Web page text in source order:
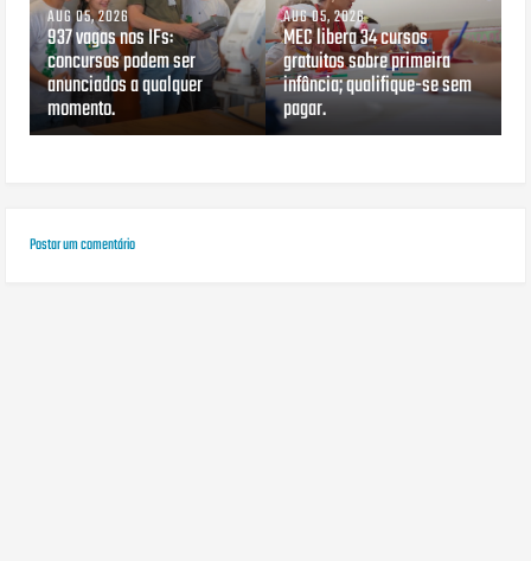
AUG 05, 2026
937 vagas nos IFs:
concursos podem ser
anunciados a qualquer
momento.
AUG 05, 2026
MEC libera 34 cursos
gratuitos sobre primeira
infância; qualifique-se sem
pagar.
Postar um comentário